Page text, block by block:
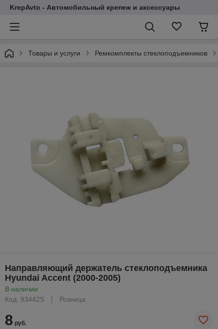
KrepAvto - Автомобильный крепеж и аксессуары
Товары и услуги Ремкомплекты стеклоподъемников
Направляющий держатель стеклоподъемника
Hyundai Accent (2000-2005)
В наличии
Код: 93442S
Розница
8 руб.